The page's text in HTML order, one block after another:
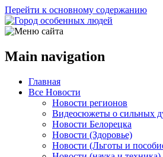
Перейти к основному содержанию
Main navigation
Главная
Все Новости
Новости регионов
Видеосюжеты о сильных
Новости Белорецка
Новости (Здоровье)
Новости (Льготы и